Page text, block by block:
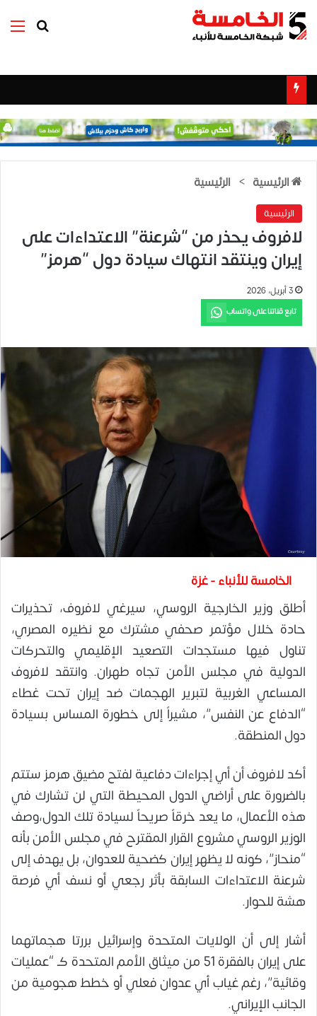
بحث عن
الرئيسية > الرئيسية
الرئيسية
لافروف يحذر من “شرعنة” الاعتداءات على
إيران وينتقد انتهاك سيادة دول “هرمز”
3 أبريل، 2026
تابع قناتنا على واتساب
الخامسة للأنباء - غزة
أطلق وزير الخارجية الروسي، سيرغي لافروف، تحذيرات
حادة خلال مؤتمر صحفي مشترك مع نظيره المصري،
تناول فيها مستجدات التصعيد الإقليمي والتحركات
الدولية في مجلس الأمن تجاه طهران. وانتقد لافروف
المساعي الغربية لتبرير الهجمات ضد إيران تحت غطاء
“الدفاع عن النفس”، مشيراً إلى خطورة المساس بسيادة
دول المنطقة.
أكد لافروف أن أي إجراءات دفاعية لفتح مضيق هرمز ستتم
بالضرورة على أراضي الدول المحيطة التي لن تشارك في
هذه الأعمال، ما يعد خرقاً صريحاً لسيادة تلك الدول،وصف
الوزير الروسي مشروع القرار المقترح في مجلس الأمن بأنه
“منحاز”، كونه لا يظهر إيران كضحية للعدوان، بل يهدف إلى
شرعنة الاعتداءات السابقة بأثر رجعي أو نسف أي فرصة
هشة للحوار.
أشار إلى أن الولايات المتحدة وإسرائيل بررتا هجماتهما
على إيران بالفقرة 51 من ميثاق الأمم المتحدة كـ “عمليات
وقائية”، رغم غياب أي عدوان فعلي أو خطط هجومية من
الجانب الإيراني.